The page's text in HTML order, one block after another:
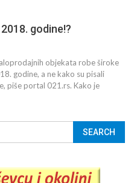
godine!?
objekata robe široke
godine, a ne kako su pisali
piše portal 021.rs. Kako je